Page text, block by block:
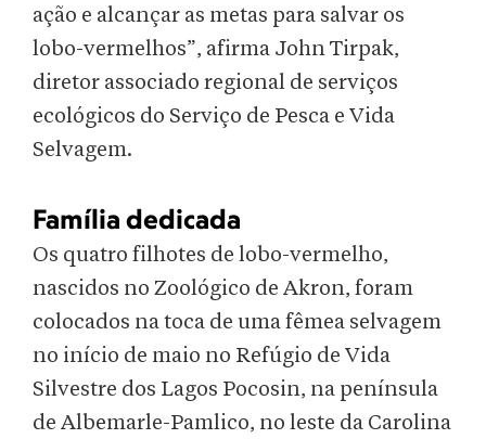
ação e alcançar as metas para salvar os
lobo-vermelhos”, afirma John Tirpak,
diretor associado regional de serviços
ecológicos do Serviço de Pesca e Vida
Selvagem.
Família dedicada
Os quatro filhotes de lobo-vermelho,
nascidos no Zoológico de Akron, foram
colocados na toca de uma fêmea selvagem
no início de maio no Refúgio de Vida
Silvestre dos Lagos Pocosin, na península
de Albemarle-Pamlico, no leste da Carolina